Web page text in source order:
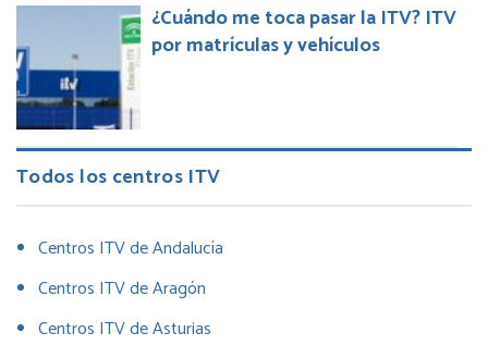
¿Cuándo me toca pasar la ITV? ITV
por matrículas y vehículos
Todos los centros ITV
Centros ITV de Andalucía
Centros ITV de Aragón
Centros ITV de Asturias